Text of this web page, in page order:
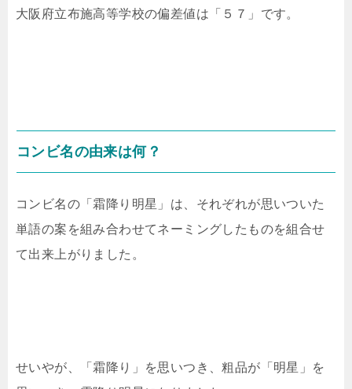
大阪府立布施高等学校の偏差値は「５７」です。
コンビ名の由来は何？
コンビ名の「霜降り明星」は、それぞれが思いついた
単語の案を組み合わせてネーミングしたものを組合せ
て出来上がりました。
せいやが、「霜降り」を思いつき、粗品が「明星」を